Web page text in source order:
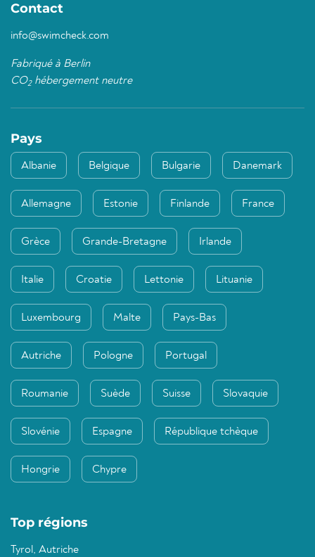
Contact
info@swimcheck.com
Fabriqué à Berlin
CO2hébergement neutre
Pays
Albanie Belgique Bulgarie Danemark
Allemagne Estonie Finlande France
Grèce Grande-Bretagne Irlande
Italie Croatie Lettonie Lituanie
Luxembourg Malte Pays-Bas
Autriche Pologne Portugal
Roumanie Suède Suisse Slovaquie
Slovénie Espagne République tchèque
Hongrie Chypre
Top régions
Tyrol, Autriche